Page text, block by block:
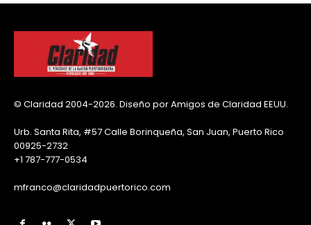
© Claridad 2004-2026. Diseño por Amigos de Claridad EEUU.
Urb. Santa Rita, #57 Calle Borinqueña, San Juan, Puerto Rico
00925-2732
+1 787-777-0534
mfranco@claridadpuertorico.com